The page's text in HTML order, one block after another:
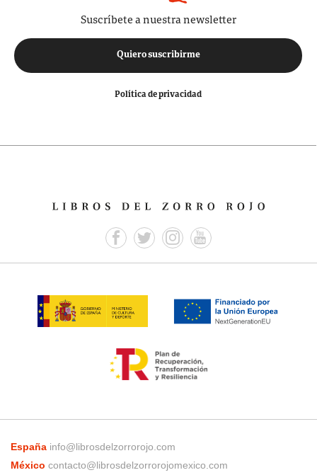
Suscríbete a nuestra newsletter
Quiero suscribirme
Política de privacidad
España info@librosdelzorrorojo.com
México contacto@librosdelzorrorojomexico.com